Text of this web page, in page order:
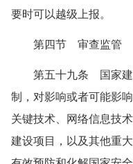
要时可以越级上报。
第四节 审查监管
第五十九条 国家建
制，对影响或者可能影
关键技术、网络信息技
建设项目，以及其他重